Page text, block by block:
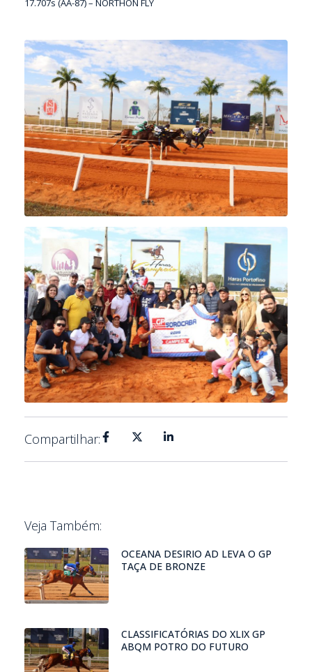
17.707s (AA-87) – NORTHON FLY
Compartilhar:
Veja Também:
OCEANA DESIRIO AD LEVA O GP
TAÇA DE BRONZE
CLASSIFICATÓRIAS DO XLIX GP
ABQM POTRO DO FUTURO